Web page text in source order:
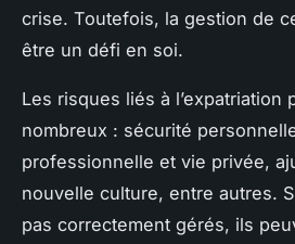
crise. Toutefois, la gestion de
être un défi en soi.
Les risques liés à l’expatriation
nombreux : sécurité
professionnelle et vie privée,
nouvelle culture, entre autres.
pas correctement gérés, ils